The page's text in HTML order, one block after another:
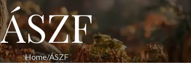
ÁSZF
Home ÁSZF